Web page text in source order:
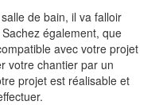
de bain, il va falloir
également, que
avec votre projet
votre chantier par un
projet est réalisable et